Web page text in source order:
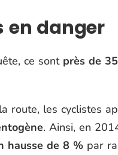
en danger
ce sont près de
route, les cyclistes
. Ainsi, en
hausse de 8 %par